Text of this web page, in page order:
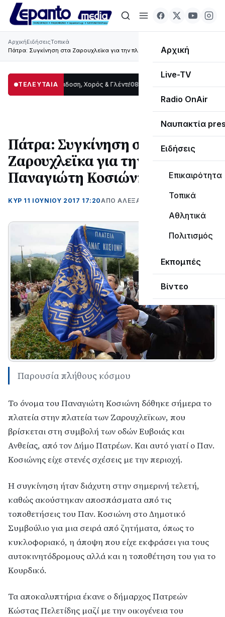
Αρχική
Live-TV
Radio OnAir
Ναυπακτία
Ειδήσεις
Επικαιρότητα
Τοπικά
Αθλητικά
Πολιτισμός
Εκπομπές
Βίντεο
ΑρχικήΕιδήσειςΤοπικά
Πάτρα: Συγκίνηση στα Ζαρουχλεϊκα για την πλατεία Παναγιώτη Κοσιώνη
ΤΕΛΕΥΤΑΙΑ
Παράδοση, Χορός & Γλέντι! 08:41 ΤΟ ΠΑΡΤΥ ΣΥΝΕΧΙΖΕΤΑΙ…
Πάτρα: Συγκίνηση στα
Ζαρουχλεϊκα για την πλατεία
Παναγιώτη Κοσιώνη
ΚΥΡ 11 ΙΟΥΝΊΟΥ 2017 17:20ΑΠΌ ΑΛΈΞΑΝΔΡΟΣ ΚΟΓΚΌΛΗΣ
Παρουσία πλήθους κόσμου
To όνομα του Παναγιώτη Κοσιώνη δόθηκε σήμερα το
πλατεία στην πλατεία των Ζαρουχλεϊκων, που
βρίσκεται στη συμβολή των οδών Ευβοιάς και
Ανθείας, από τον Δήμο Πατρέων. Και αυτό γιατί ο Παν.
Κοσιώνης είχε στενές σχέσεις με την περιοχή.
Η συγκίνηση ήταν διάχυτη στην σημερινή τελετή,
καθώς ακούστηκαν αποσπάσματα από τις
τοποθετήσεις του Παν. Κοσιώνη στο Δημοτικό
Συμβούλιο για μια σειρά από ζητήματα, όπως το
κυκλοφοριακό, η άποψη που είχε εκφράσει για τους
αυτοκινητόδρομους αλλά και η τοποθέτηση του για το
Κουρδικό.
Τα αποκαλυπτήρια έκανε ο δήμαρχος Πατρεών
Κώστας Πελετίδης μαζί με την οικογένεια του